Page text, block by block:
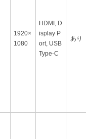
1920×
1080
HDMI, D
isplay P
ort, USB
Type-C
あり